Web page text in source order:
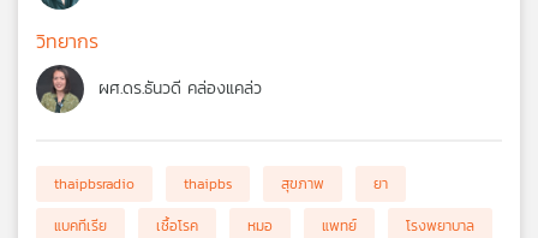
วิทยากร
ผศ.ดร.ธันวดี คล่องแคล่ว
thaipbsradio thaipbs สุขภาพ
ยา
แบคทีเรีย
เชื้อโรค หมอ แพทย์
โรงพยาบาล